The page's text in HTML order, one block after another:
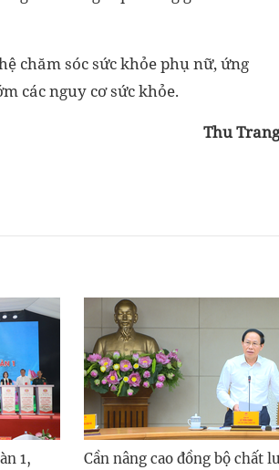
chăm sóc sức khỏe phụ nữ, ứng
các nguy cơ sức khỏe.
Thu Trang
1,
Cần nâng cao đồng bộ chất